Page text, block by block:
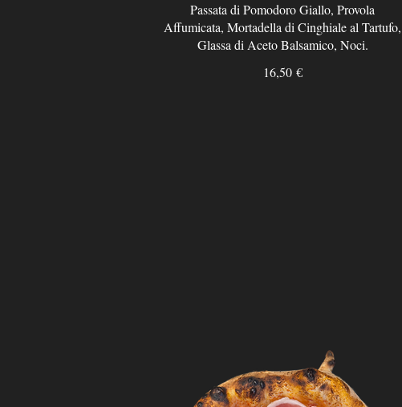
Passata di Pomodoro Giallo, Provola
Affumicata, Mortadella di Cinghiale al Tartufo,
Glassa di Aceto Balsamico, Noci.
16,50 €